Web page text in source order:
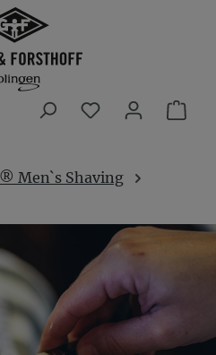
Du hast 0
Men`s Shaving